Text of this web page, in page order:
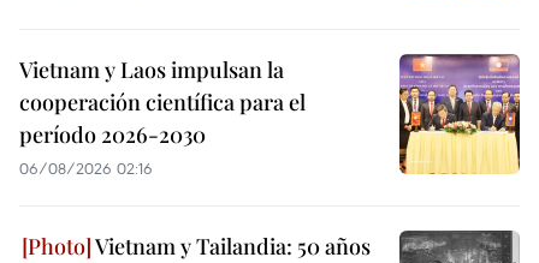
Vietnam y Laos impulsan la
cooperación científica para el
período 2026-2030
06/08/2026 02:16
Vietnam y Tailandia: 50 años